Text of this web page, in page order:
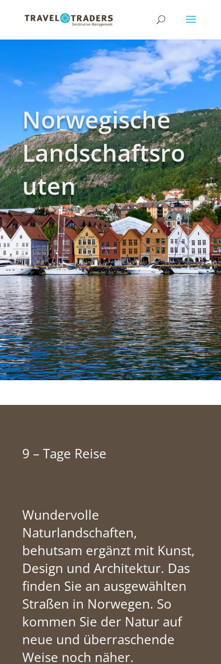
Norwegische
Landschaftsro
uten
9 – Tage Reise
Wundervolle
Naturlandschaften,
behutsam ergänzt mit Kunst,
Design und Architektur. Das
finden Sie an ausgewählten
Straßen in Norwegen. So
kommen Sie der Natur auf
neue und überraschende
Weise noch näher.